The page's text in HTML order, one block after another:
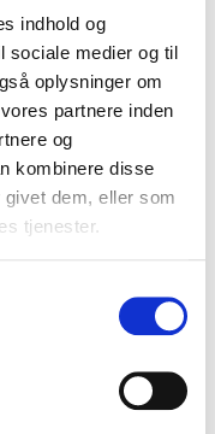
indhold og
sociale medier og til
oplysninger om
partnere inden
og
kombinere disse
dem, eller som
tjenester.